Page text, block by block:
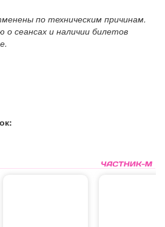
по техническим причинам.
сеансах и наличии билетов